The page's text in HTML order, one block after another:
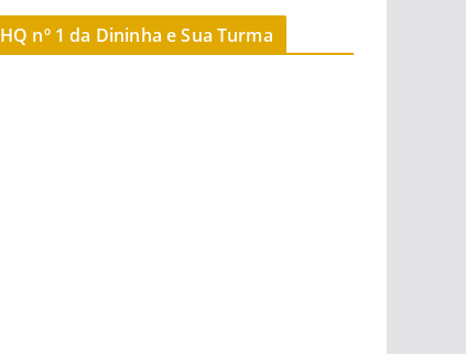
HQ nº 1 da Dininha e Sua Turma